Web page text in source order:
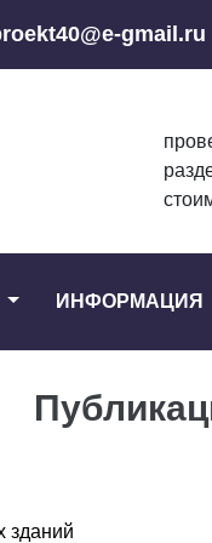
gmail.ru
ИНФОРМАЦИЯ
зданий